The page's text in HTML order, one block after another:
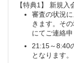
【特典1】 新規
審査の状況
きます。そ
にてご連絡申
21:15～8:40
となります。